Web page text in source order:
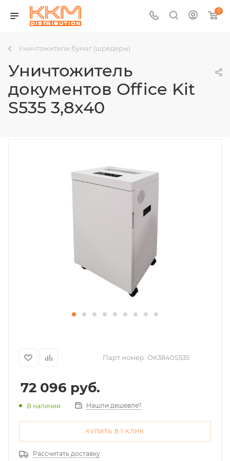
0
Уничтожители бумаг (шредеры)
Уничтожитель
документов Office Kit
S535 3,8x40
Парт номер: OK3840S535
72 096 руб.
В наличии Нашли дешевле?
КУПИТЬ В 1 КЛИК
Рассчитать доставку